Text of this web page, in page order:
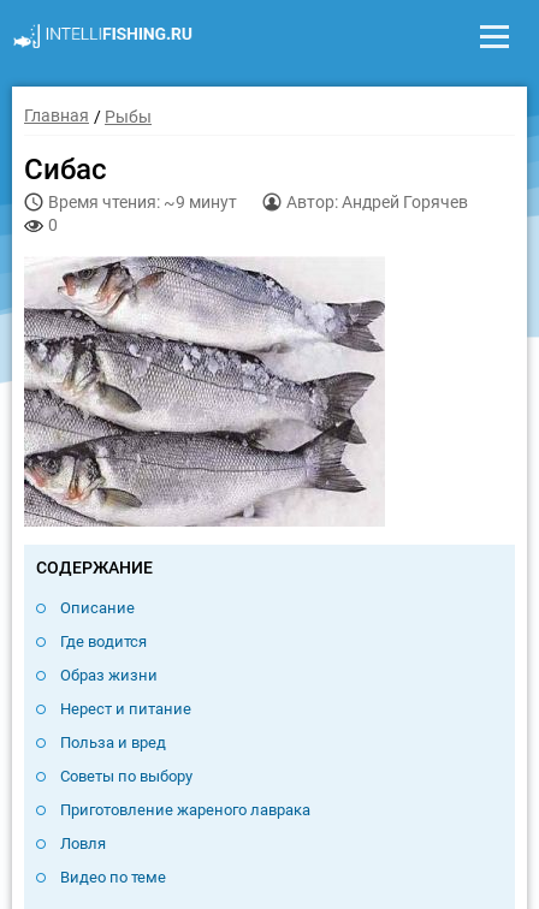
Главная Рыбы
Сибас
Время чтения: ~9 минут
Автор: Андрей Горячев
0
СОДЕРЖАНИЕ
Описание
Где водится
Образ жизни
Нерест и питание
Польза и вред
Советы по выбору
Приготовление жареного лаврака
Ловля
Видео по теме